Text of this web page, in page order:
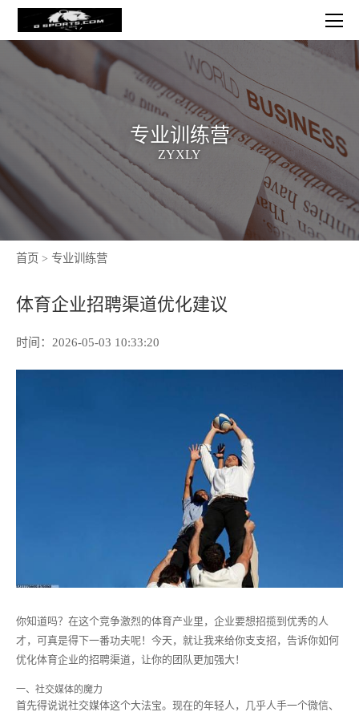
专业训练营
ZYXLY
首页 专业训练营
体育企业招聘渠道优化建议
时间：2026-05-03 10:33:20
你知道吗？在这个竞争激烈的体育产业里，企业要想招揽到优秀的人
才，可真是得下一番功夫呢！今天，就让我来给你支支招，告诉你如何
优化体育企业的招聘渠道，让你的团队更加强大！
一、社交媒体的魔力
首先得说说社交媒体这个大法宝。现在的年轻人，几乎人手一个微信、